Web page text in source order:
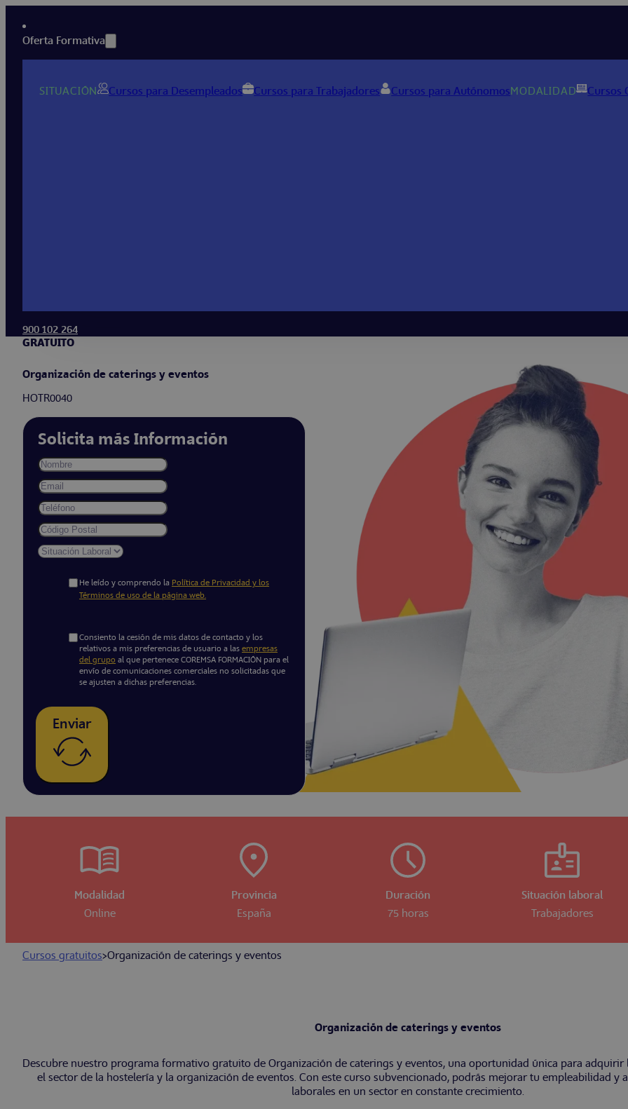
Oferta Formativa
SITUACIÓN Cursos para Desempleados Cursos para Trabajadores Cursos para AutónomosMODALIDAD Cursos
900 102 264
GRATUITO
Organización de caterings y eventos
HOTR0040
Solicita más Información
He leído y comprendo la Política de Privacidad y los
Términos de uso de la página web.
Consiento la cesión de mis datos de contacto y los
relativos a mis preferencias de usuario a las empresas
del grupo al que pertenece COREMSA FORMACIÓN para el
envío de comunicaciones comerciales no solicitadas que
se ajusten a dichas preferencias.
Enviar
Modalidad
Online
Provincia
España
Duración
75 horas
Situación laboral
Trabajadores
Cursos gratuitos>Organización de caterings y eventos
Organización de caterings y eventos
Descubre nuestro programa formativo gratuito de Organización de caterings y eventos, una oportunidad única para adquirir
el sector de la hostelería y la organización de eventos. Con este curso subvencionado, podrás mejorar tu empleabilidad y
laborales en un sector en constante crecimiento.